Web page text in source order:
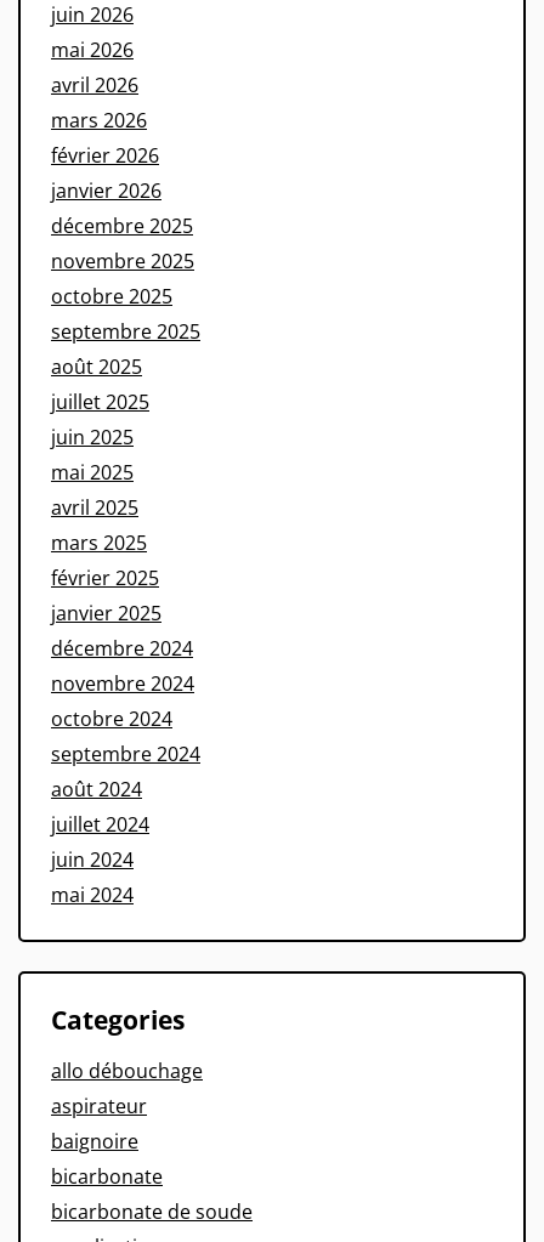
juin 2026
mai 2026
avril 2026
mars 2026
février 2026
janvier 2026
décembre 2025
novembre 2025
octobre 2025
septembre 2025
août 2025
juillet 2025
juin 2025
mai 2025
avril 2025
mars 2025
février 2025
janvier 2025
décembre 2024
novembre 2024
octobre 2024
septembre 2024
août 2024
juillet 2024
juin 2024
mai 2024
Categories
allo débouchage
aspirateur
baignoire
bicarbonate
bicarbonate de soude